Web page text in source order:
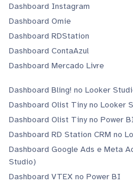
Dashboard Instagram
Dashboard Omie
Dashboard RDStation
Dashboard ContaAzul
Dashboard Mercado Livre
Dashboard Bling! no Looker
Dashboard Olist Tiny no Looker
Dashboard Olist Tiny no Power
Dashboard RD Station CRM no
Dashboard Google Ads e Meta
Studio)
Dashboard VTEX no Power BI